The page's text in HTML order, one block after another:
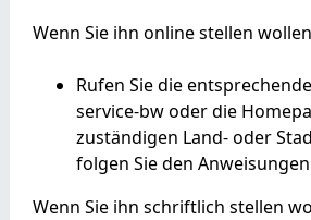
Wenn Sie ihn online stellen
Rufen Sie die
service-bw oder die
zuständigen Land- oder
folgen Sie den
Wenn Sie ihn schriftlich stellen